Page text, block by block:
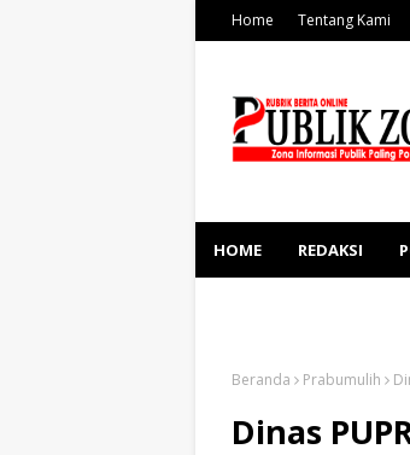
Home Tentang Kami
HOME REDAKSI
Beranda Prabumulih
Dinas